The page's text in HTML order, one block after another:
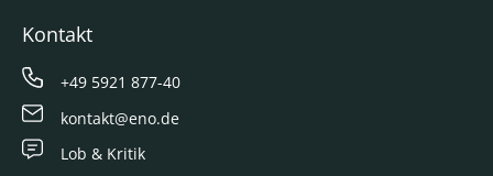
Kontakt
+49 5921 877-40
kontakt@eno.de
Lob & Kritik